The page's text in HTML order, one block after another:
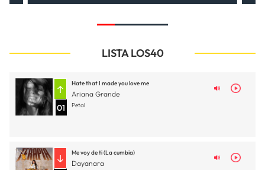
LISTA LOS40
01
Hate that I made you love me
Ariana Grande
Petal
Me voy de ti (La cumbia)
Dayanara